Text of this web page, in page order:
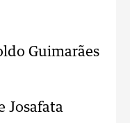
Guimarães
Josafata